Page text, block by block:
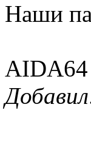
Наши
AIDA64